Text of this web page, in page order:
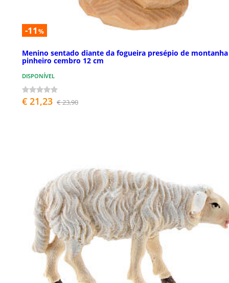
-11 %
Menino sentado diante da fogueira presépio de montanha
pinheiro cembro 12 cm
DISPONÍVEL
€ 21,23 € 23,90